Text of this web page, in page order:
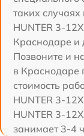
таких
HUNTER 3-
Краснодаре и
Позвоните и
в Краснодаре
стоимость
HUNTER 3-
HUNTER 3-
занимает 3-4